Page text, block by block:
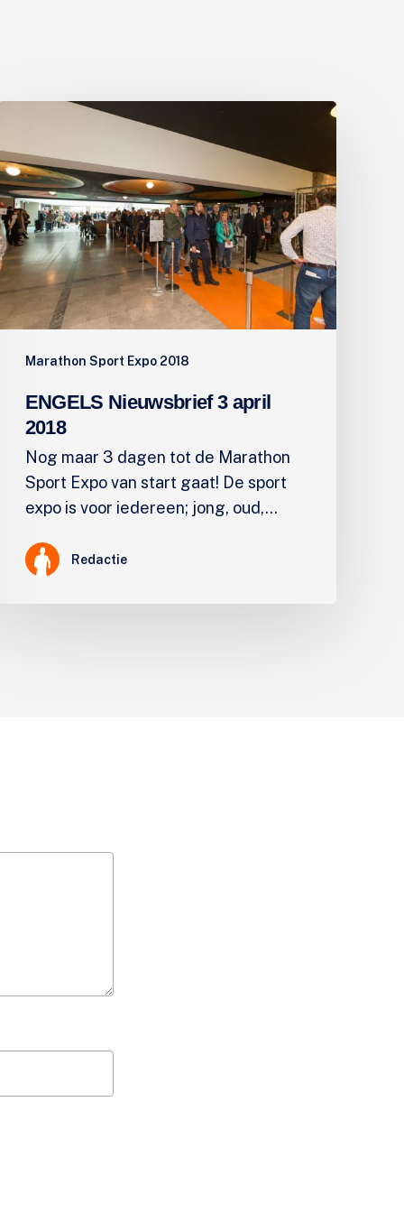
Marathon Sport Expo 2018
ENGELS Nieuwsbrief 3 april
2018
Nog maar 3 dagen tot de Marathon
Sport Expo van start gaat! De sport
expo is voor iedereen; jong, oud,…
Redactie